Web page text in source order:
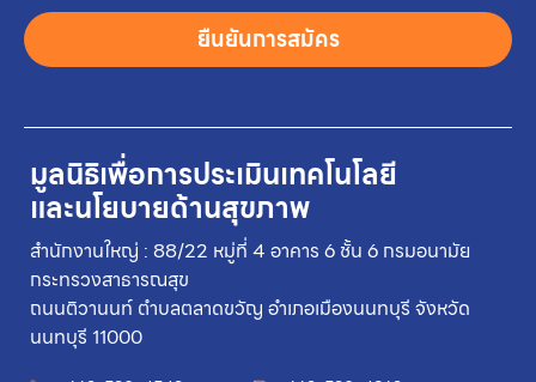
มูลนิธิเพื่อการประเมินเทคโนโลยี
และนโยบายด้านสุขภาพ
สำนักงานใหญ่ : 88/22 หมู่ที่ 4 อาคาร 6 ชั้น 6 กรมอนามัย
กระทรวงสาธารณสุข
ถนนติวานนท์ ตำบลตลาดขวัญ อำเภอเมืองนนทบุรี จังหวัด
นนทบุรี 11000
ยืนยันการสมัคร